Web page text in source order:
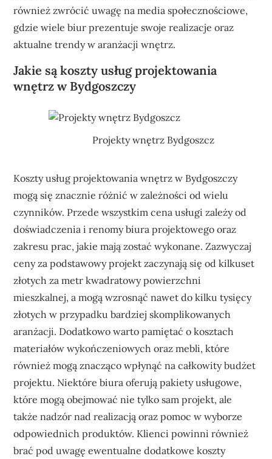
również zwrócić uwagę na media społecznościowe,
gdzie wiele biur prezentuje swoje realizacje oraz
aktualne trendy w aranżacji wnętrz.
Jakie są koszty usług projektowania
wnętrz w Bydgoszczy
Projekty wnętrz Bydgoszcz
Koszty usług projektowania wnętrz w Bydgoszczy
mogą się znacznie różnić w zależności od wielu
czynników. Przede wszystkim cena usługi zależy od
doświadczenia i renomy biura projektowego oraz
zakresu prac, jakie mają zostać wykonane. Zazwyczaj
ceny za podstawowy projekt zaczynają się od kilkuset
złotych za metr kwadratowy powierzchni
mieszkalnej, a mogą wzrosnąć nawet do kilku tysięcy
złotych w przypadku bardziej skomplikowanych
aranżacji. Dodatkowo warto pamiętać o kosztach
materiałów wykończeniowych oraz mebli, które
również mogą znacząco wpłynąć na całkowity budżet
projektu. Niektóre biura oferują pakiety usługowe,
które mogą obejmować nie tylko sam projekt, ale
także nadzór nad realizacją oraz pomoc w wyborze
odpowiednich produktów. Klienci powinni również
brać pod uwagę ewentualne dodatkowe koszty